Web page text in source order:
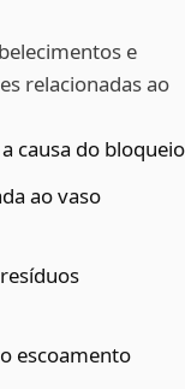
e
relacionadas ao
causa do bloqueio
ao vaso
escoamento